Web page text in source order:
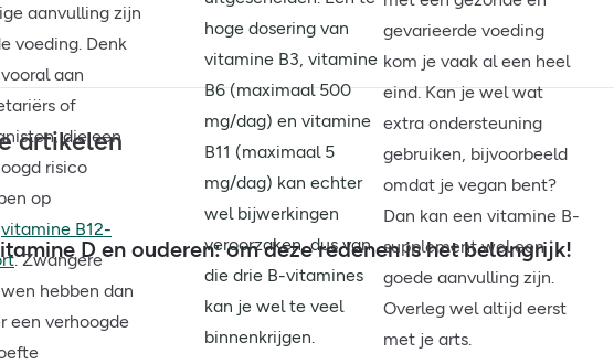
aanvulling zijn
voeding. Denk
aan
of
die een
risico
op
vitamine B12-
. Zwangere
hebben dan
een verhoogde
hoge dosering van
vitamine B3, vitamine
B6 (maximaal 500
mg/dag) en vitamine
B11 (maximaal 5
mg/dag) kan echter
wel bijwerkingen
veroorzaken, dus van
die drie B-vitamines
kan je wel te veel
binnenkrijgen.
gevarieerde voeding
kom je vaak al een heel
eind. Kan je wel wat
extra ondersteuning
gebruiken, bijvoorbeeld
omdat je vegan bent?
Dan kan een vitamine B-
supplement wel een
goede aanvulling zijn.
Overleg wel altijd eerst
met je arts.
artikelen
D en ouderen: om deze redenen is het belangrijk!